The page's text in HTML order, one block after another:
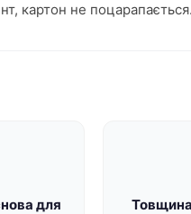
картон не поцарапається.
для